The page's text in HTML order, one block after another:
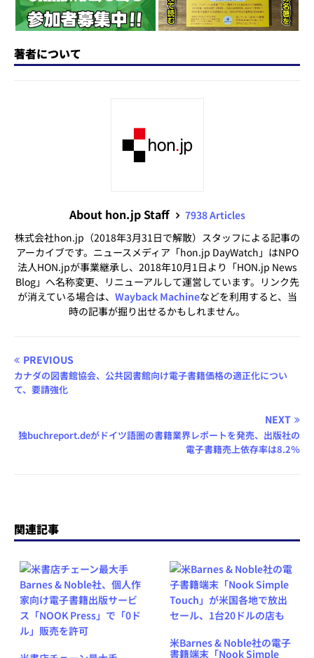
著者について
About hon.jp Staff
7938 Articles
株式会社hon.jp（2018年3月31日で解散）スタッフによる記事の
アーカイブです。ニュースメディア「hon.jp DayWatch」はNPO
法人HON.jpが事業継承し、2018年10月1日より「HON.jp News
Blog」へ名称変更、リニューアルして運営しています。リンク先
が消えている場合は、 Wayback Machineなどを利用すると、当
時の記事が掘り出せるかもしれません。
PREVIOUS
カナダの図書館協会、公共図書館向け電子書籍価格の適正化につい
て、要請強化
NEXT
独buchreport.deがドイツ語圏の書籍業界レポートを発売、出版社の
電子書籍売上依存率は8.2％
関連記事
米Barnes & Noble社の電子
書籍端末「Nook Simple